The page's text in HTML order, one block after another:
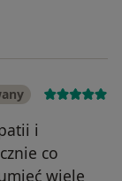
i
co
wiele